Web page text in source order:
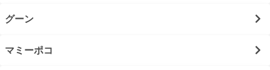
グーン
マミーポコ